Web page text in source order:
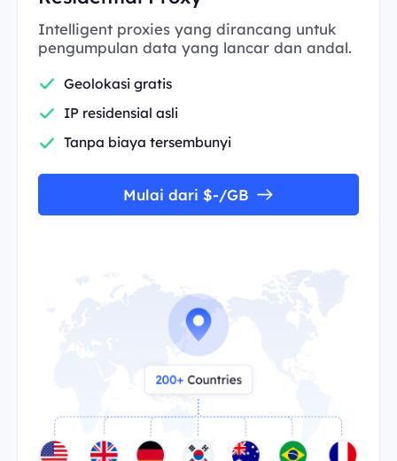
Intelligent proxies yang dirancang untuk
pengumpulan data yang lancar dan andal.
Geolokasi gratis
IP residensial asli
Tanpa biaya tersembunyi
Mulai dari $-/GB